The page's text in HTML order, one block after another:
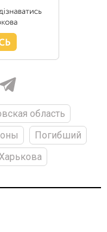
область
Погибший